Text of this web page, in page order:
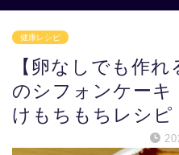
健康レシピ
【卵なしでも作
のシフォンケーキ
けもちもちレシピ